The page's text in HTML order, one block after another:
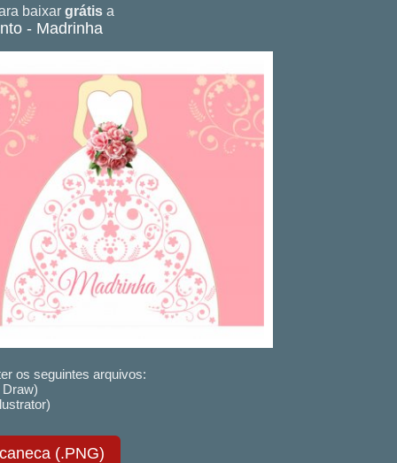
baixar grátis a
- Madrinha
os seguintes arquivos:
(.PNG)